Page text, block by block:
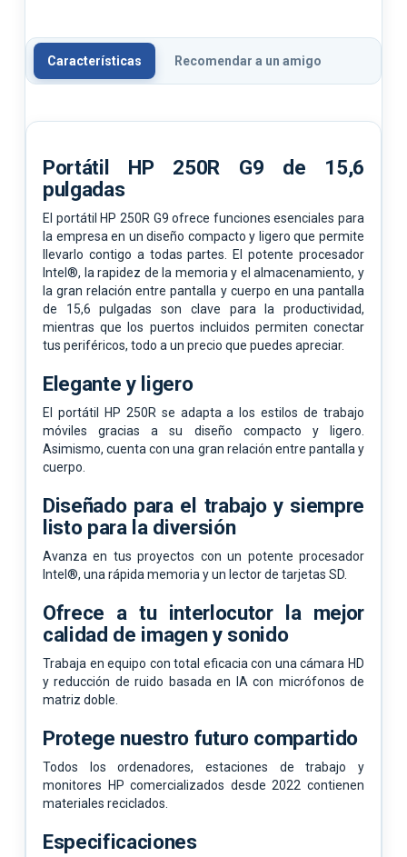
Características Recomendar a un amigo
Portátil HP 250R G9 de 15,6
pulgadas
El portátil HP 250R G9 ofrece funciones esenciales para
la empresa en un diseño compacto y ligero que permite
llevarlo contigo a todas partes. El potente procesador
Intel®, la rapidez de la memoria y el almacenamiento, y
la gran relación entre pantalla y cuerpo en una pantalla
de 15,6 pulgadas son clave para la productividad,
mientras que los puertos incluidos permiten conectar
tus periféricos, todo a un precio que puedes apreciar.
Elegante y ligero
El portátil HP 250R se adapta a los estilos de trabajo
móviles gracias a su diseño compacto y ligero.
Asimismo, cuenta con una gran relación entre pantalla y
cuerpo.
Diseñado para el trabajo y siempre
listo para la diversión
Avanza en tus proyectos con un potente procesador
Intel®, una rápida memoria y un lector de tarjetas SD.
Ofrece a tu interlocutor la mejor
calidad de imagen y sonido
Trabaja en equipo con total eficacia con una cámara HD
y reducción de ruido basada en IA con micrófonos de
matriz doble.
Protege nuestro futuro compartido
Todos los ordenadores, estaciones de trabajo y
monitores HP comercializados desde 2022 contienen
materiales reciclados.
Especificaciones